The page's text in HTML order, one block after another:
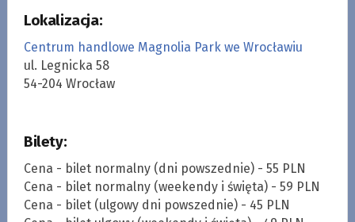
Lokalizacja:
Centrum handlowe Magnolia Park we Wrocławiu
ul. Legnicka 58
54-204 Wrocław
Bilety:
Cena - bilet normalny (dni powszednie) - 55 PLN
Cena - bilet normalny (weekendy i święta) - 59 PLN
Cena - bilet (ulgowy dni powszednie) - 45 PLN